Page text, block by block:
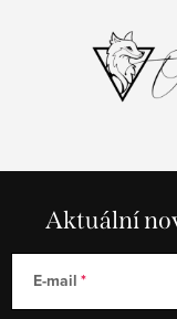
Aktuální
E-mail